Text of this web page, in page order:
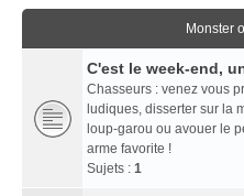
Monster
C'est le week-end,
Chasseurs : venez vous
ludiques, disserter sur la
loup-garou ou avouer le
arme favorite !
Sujets : 1